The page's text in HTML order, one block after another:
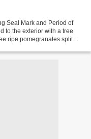
Seal Mark and Period of
to the exterior with a tree
ripe pomegranates split